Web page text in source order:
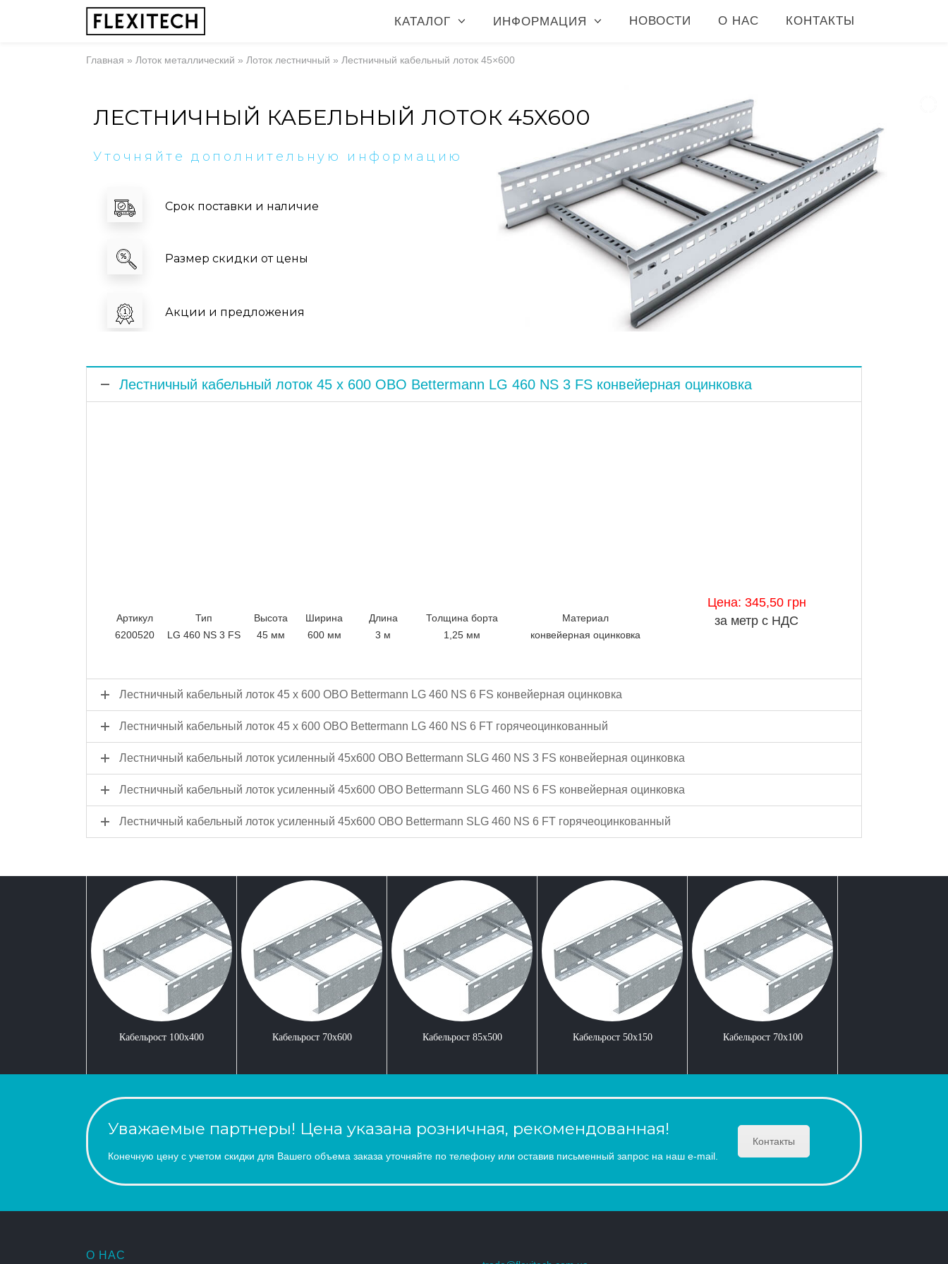
КАТАЛОГ ИНФОРМАЦИЯ НОВОСТИ О НАС КОНТАКТЫ
Главная » Лоток металлический » Лоток лестничный » Лестничный кабельный лоток 45×600
ЛЕСТНИЧНЫЙ КАБЕЛЬНЫЙ ЛОТОК 45X600
Уточняйте дополнительную информацию
Срок поставки и наличие
Размер скидки от цены
Акции и предложения
Лестничный кабельный лоток 45 x 600 OBO Bettermann LG 460 NS 3 FS конвейерная оцинковка
Артикул Тип Высота Ширина Длина Толщина борта
Материал
6200520
LG 460 NS 3 FS 45 мм 600 мм 3 м 1,25 мм конвейерная оцинковка
Цена: 345,50 грн
за метр с НДС
Лестничный кабельный лоток 45 x 600 OBO Bettermann LG 460 NS 6 FS конвейерная оцинковка
Лестничный кабельный лоток 45 x 600 OBO Bettermann LG 460 NS 6 FT горячеоцинкованный
Лестничный кабельный лоток усиленный 45x600 OBO Bettermann SLG 460 NS 3 FS конвейерная оцинковка
Лестничный кабельный лоток усиленный 45x600 OBO Bettermann SLG 460 NS 6 FS конвейерная оцинковка
Лестничный кабельный лоток усиленный 45x600 OBO Bettermann SLG 460 NS 6 FT горячеоцинкованный
Кабельрост 100x400 Кабельрост 70x600 Кабельрост 85x500 Кабельрост 50x150 Кабельрост 70x100
Уважаемые партнеры! Цена указана розничная, рекомендованная!
Конечную цену с учетом скидки для Вашего объема заказа уточняйте по телефону или оставив письменный запрос на наш e-mail.
Контакты
О НАС